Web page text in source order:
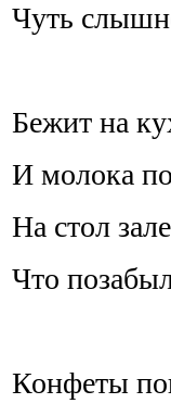
Чуть
Бежит на
И молока
На стол
Что
Конфеты